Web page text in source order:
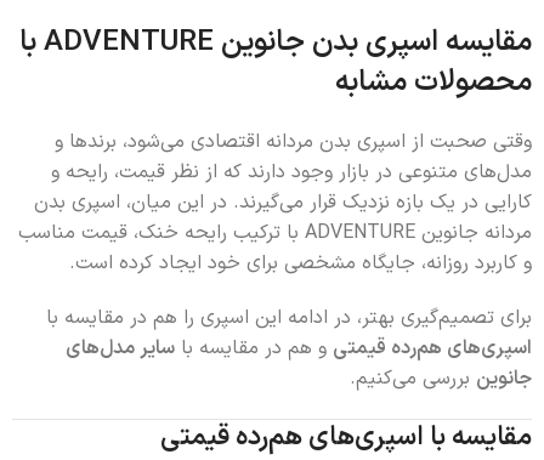
مقایسه اسپری بدن جانوین ADVENTURE با
محصولات مشابه
وقتی صحبت از اسپری بدن مردانه اقتصادی می‌شود، برندها و
مدل‌های متنوعی در بازار وجود دارند که از نظر قیمت، رایحه و
کارایی در یک بازه نزدیک قرار می‌گیرند. در این میان، اسپری بدن
مردانه جانوین ADVENTURE با ترکیب رایحه خنک، قیمت مناسب
و کاربرد روزانه، جایگاه مشخصی برای خود ایجاد کرده است.
برای تصمیم‌گیری بهتر، در ادامه این اسپری را هم در مقایسه با
اسپری‌های هم‌رده قیمتی و هم در مقایسه با سایر مدل‌های
جانوین بررسی می‌کنیم.
مقایسه با اسپری‌های هم‌رده قیمتی